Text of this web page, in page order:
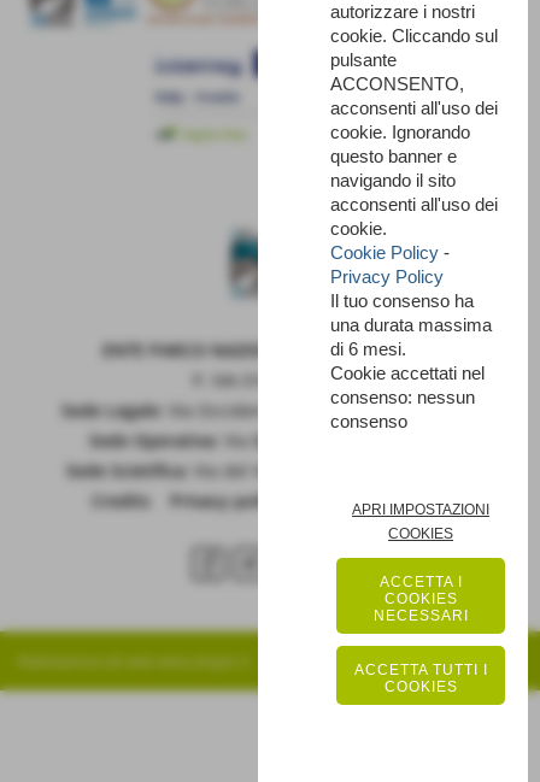
ENTE PARCO NAZIONALE DELLA MAIELLA
P. IVA 01815660699
Sede Legale:
Via Occidentale 6, GUARDIAGRELE (Ch)
Sede Operativa:
Via Badia 28, SULMONA (Aq)
Sede Scietifica:
Via del Vivaio, CARAMANICO T. (Pe)
Credits
Privacy policy Cookie policy RSS
autorizzare i nostri
cookie. Cliccando sul
pulsante
ACCONSENTO,
acconsenti all'uso dei
cookie. Ignorando
questo banner e
navigando il sito
acconsenti all'uso dei
cookie.
Cookie Policy -
Privacy Policy
Il tuo consenso ha
una durata massima
di 6 mesi.
Cookie accettati nel
consenso: nessun
consenso
APRI IMPOSTAZIONI
COOKIES
ACCETTA I
COOKIES
NECESSARI
ACCETTA TUTTI I
COOKIES